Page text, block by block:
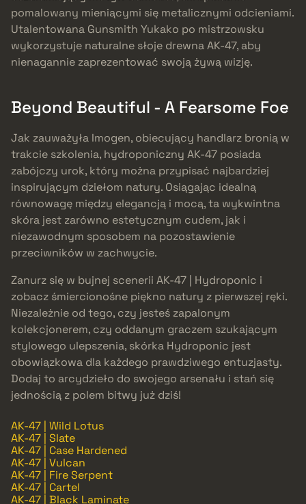
pomalowany mieniącymi się metalicznymi odcieniami.
Utalentowana Gunsmith Yukako po mistrzowsku
wykorzystuje naturalne słoje drewna AK-47, aby
nienagannie zaprezentować swoją żywą wizję.
Beyond Beautiful - A Fearsome Foe
Jak zauważyła Imogen, obiecujący handlarz bronią w
trakcie szkolenia, hydroponiczny AK-47 posiada
zabójczy urok, który można przypisać najbardziej
inspirującym dziełom natury. Osiągając idealną
równowagę między elegancją i mocą, ta wykwintna
skóra jest zarówno estetycznym cudem, jak i
niezawodnym sposobem na pozostawienie
przeciwników w zachwycie.
Zanurz się w bujnej scenerii AK-47 | Hydroponic i
zobacz śmiercionośne piękno natury z pierwszej ręki.
Niezależnie od tego, czy jesteś zapalonym
kolekcjonerem, czy oddanym graczem szukającym
stylowego ulepszenia, skórka Hydroponic jest
obowiązkowa dla każdego prawdziwego entuzjasty.
Dodaj to arcydzieło do swojego arsenału i stań się
jednością z polem bitwy już dziś!
AK-47 | Wild Lotus
AK-47 | Slate
AK-47 | Case Hardened
AK-47 | Vulcan
AK-47 | Fire Serpent
AK-47 | Cartel
AK-47 | Black Laminate